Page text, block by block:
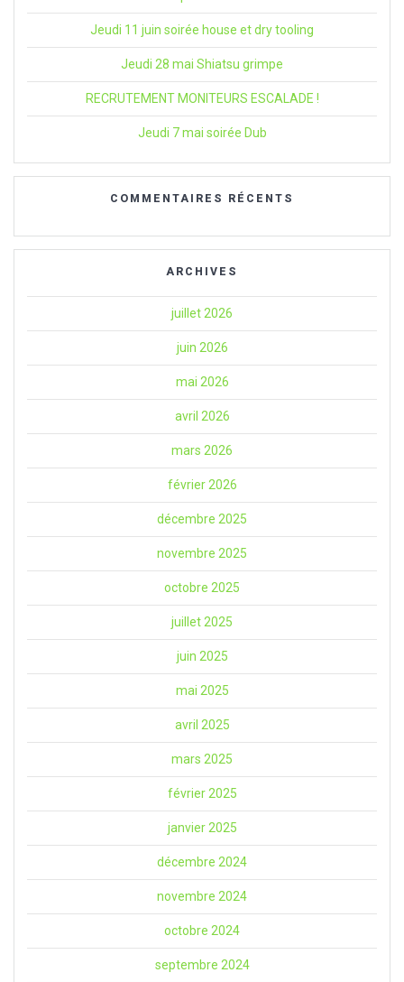
Jeudi 11 juin soirée house et dry tooling
Jeudi 28 mai Shiatsu grimpe
RECRUTEMENT MONITEURS ESCALADE !
Jeudi 7 mai soirée Dub
COMMENTAIRES RÉCENTS
ARCHIVES
juillet 2026
juin 2026
mai 2026
avril 2026
mars 2026
février 2026
décembre 2025
novembre 2025
octobre 2025
juillet 2025
juin 2025
mai 2025
avril 2025
mars 2025
février 2025
janvier 2025
décembre 2024
novembre 2024
octobre 2024
septembre 2024